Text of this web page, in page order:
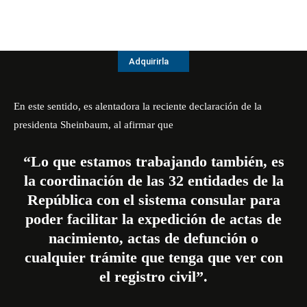
Adquirirla
En este sentido, es alentadora la reciente declaración de la
presidenta Sheinbaum, al afirmar que
“Lo que estamos trabajando también, es
la coordinación de las 32 entidades de la
República con el sistema consular para
poder facilitar la expedición de actas de
nacimiento, actas de defunción o
cualquier trámite que tenga que ver con
el registro civil”.